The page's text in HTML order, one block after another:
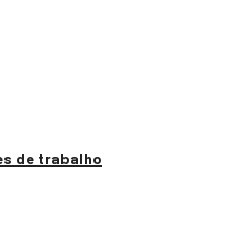
de trabalho